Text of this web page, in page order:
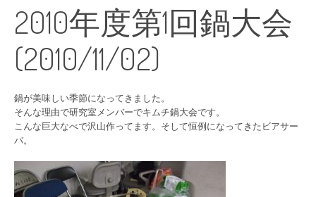
2010年度第1回鍋大会
(2010/11/02)
鍋が美味しい季節になってきました。
そんな理由で研究室メンバーでキムチ鍋大会です。
こんな巨大なべで沢山作ってます。そして恒例になってきたビアサー
バ。